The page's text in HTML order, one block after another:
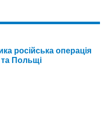
російська операція
Польщі